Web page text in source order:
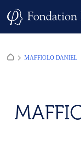
MAFFIOLO DANIEL